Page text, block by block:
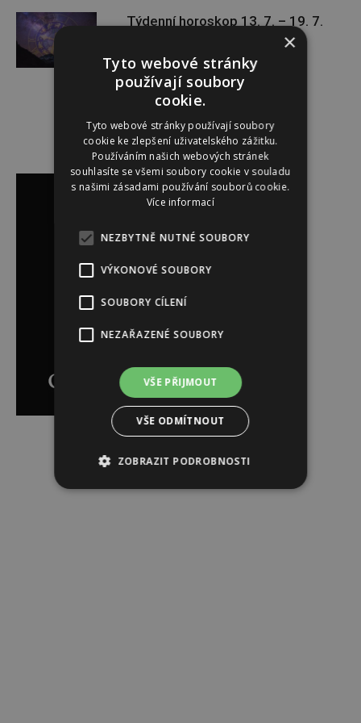
Týdenní horoskop 13. 7. – 19. 7.
×
Tyto webové stránky
používají soubory
cookie.
Tyto webové stránky používají soubory
cookie ke zlepšení uživatelského zážitku.
Používáním našich webových stránek
souhlasíte se všemi soubory cookie v souladu
s našimi zásadami používání souborů cookie.
Více informací
NEZBYTNĚ NUTNÉ SOUBORY
VÝKONOVÉ SOUBORY
SOUBORY CÍLENÍ
NEZAŘAZENÉ SOUBORY
VŠE PŘIJMOUT
VŠE ODMÍTNOUT
ZOBRAZIT PODROBNOSTI